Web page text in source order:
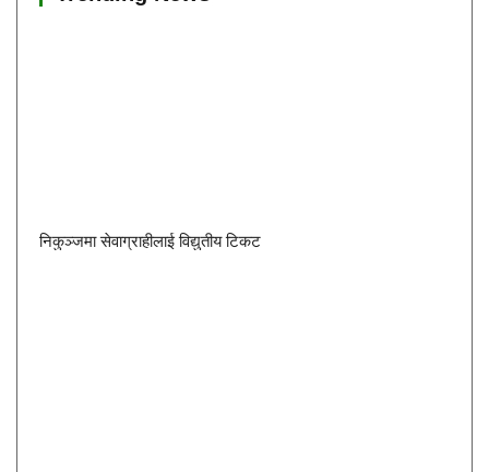
निकुञ्जमा सेवाग्राहीलाई विद्युतीय टिकट